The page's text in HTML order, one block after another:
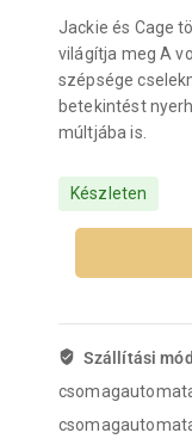
Jackie és Cage
világítja meg A
szépsége
betekintést
múltjába is.
Készleten
Szállítási